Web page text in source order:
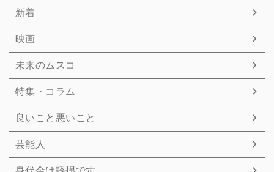
新着
映画
未来のムスコ
特集・コラム
良いこと悪いこと
芸能人